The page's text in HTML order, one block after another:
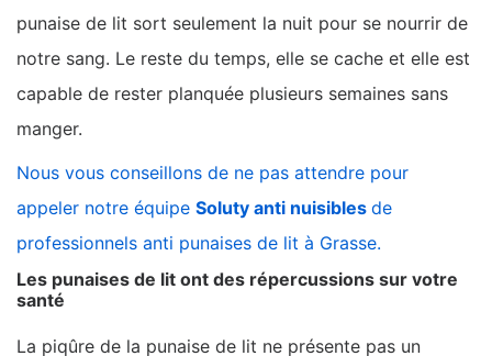
punaise de lit sort seulement la nuit pour se nourrir de
notre sang. Le reste du temps, elle se cache et elle est
capable de rester planquée plusieurs semaines sans
manger.
Nous vous conseillons de ne pas attendre pour
appeler notre équipe Soluty anti nuisibles de
professionnels anti punaises de lit à Grasse.
Les punaises de lit ont des répercussions sur votre
santé
La piqûre de la punaise de lit ne présente pas un